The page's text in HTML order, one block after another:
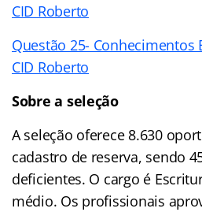
CID Roberto
Questão 25- Conhecimentos
CID Roberto
Sobre a seleção
A seleção oferece 8.630
cadastro de reserva, sendo
deficientes. O cargo é
médio. Os profissionais